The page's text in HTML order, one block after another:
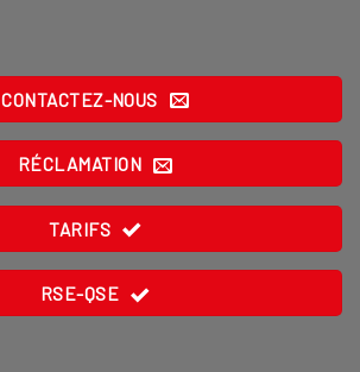
CONTACTEZ-NOUS
RÉCLAMATION
TARIFS
RSE-QSE